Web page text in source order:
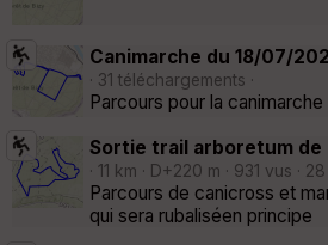
Canimarche du 18/07/
· 31 téléchargements ·
Parcours pour la
Sortie trail arboretum de
· 11 km · D+220 m · 931 vus ·
Parcours de canicross et
qui sera rubaliséen principe